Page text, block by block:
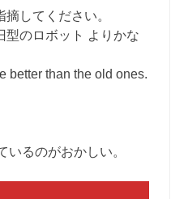
してください。
型のロボット よりかな
better than the old ones.
いるのがおかしい。